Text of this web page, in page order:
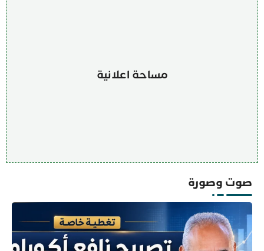
مساحة اعلانية
صوت وصورة